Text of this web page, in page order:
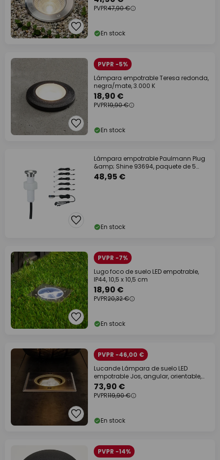
PVPR47,90 €
En stock
PVPR -5%
Lámpara empotrable Teresa redonda,
negra/mate, 3.000 K
18,90 €
PVPR19,90 €
En stock
Lámpara empotrable Paulmann Plug
&amp; Shine 93694, paquete de 5
unidades
48,95 €
En stock
PVPR -7%
Lugo foco de suelo LED empotrable,
IP44, 10,5 x 10,5 cm
18,90 €
PVPR20,32 €
En stock
PVPR -46,00 €
Lucande Lámpara de suelo LED
empotrable Jos, angular, orientable,
IP67
73,90 €
PVPR119,90 €
En stock
PVPR -14%